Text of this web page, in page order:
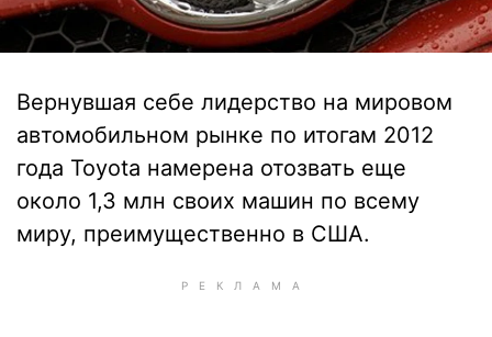
Вернувшая себе лидерство на мировом
автомобильном рынке по итогам 2012
года Toyota намерена отозвать еще
около 1,3 млн своих машин по всему
миру, преимущественно в США.